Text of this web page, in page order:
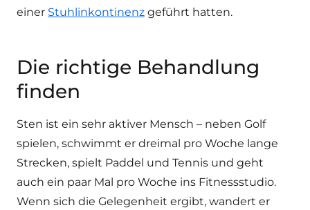
einer Stuhlinkontinenz geführt hatten.
Die richtige Behandlung
finden
Sten ist ein sehr aktiver Mensch – neben Golf
spielen, schwimmt er dreimal pro Woche lange
Strecken, spielt Paddel und Tennis und geht
auch ein paar Mal pro Woche ins Fitnessstudio.
Wenn sich die Gelegenheit ergibt, wandert er